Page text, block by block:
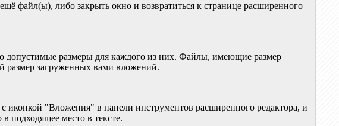
файл(ы), либо закрыть окно и возвратиться к странице расширенного
допустимые размеры для каждого из них. Файлы, имеющие размер
размер загруженных вами вложений.
иконкой "Вложения" в панели инструментов расширенного редактора, и
подходящее место в тексте.